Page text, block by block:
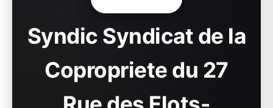
Syndic Syndicat de la
Copropriete du 27